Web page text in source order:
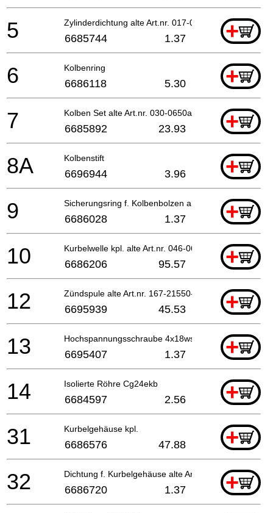
Zylinderdichtung alte Art.nr. 017-06500-20+
5 6685744 1.37
Kolbenring +
6 6686118 5.30
Kolben Set alte Art.nr. 030-0650a-90 Includ.16,17
+
7 6685892 23.93
Kolbenstift +
8A 6696944 3.96
Sicherungsring f. Kolbenbolzen alte Art.nr. 039-0
+
9 6686028 1.37
Kurbelwelle kpl. alte Art.nr. 046-065a-80 +
10 6686206 95.57
Zündspule alte Art.nr. 167-21550-81 +
12 6695939 45.53
Hochspannungsschraube 4x18ws alte Art.nr. 994-160
+
13 6695407 1.37
Isolierte Röhre Cg24ekb +
14 6684597 2.56
Kurbelgehäuse kpl. +
31 6686576 47.88
Dichtung f. Kurbelgehäuse alte Art.nr. 090-06500-
+
32 6686720 1.37